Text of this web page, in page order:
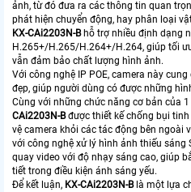
ảnh, từ đó đưa ra các thông tin quan
phát hiện chuyển động, hay phân loại
KX-CAi2203N-Bhỗ trợ nhiều định dạng
H.265+/H.265/H.264+/H.264, giúp tối
vẫn đảm bảo chất lượng hình ảnh.
Với công nghệ IP POE, camera này
đẹp, giúp người dùng có được những
Cùng với những chức năng cơ bản của
CAi2203N-Bđược thiết kế chống bụi
vệ camera khỏi các tác động bên ngoài
với công nghệ xử lý hình ảnh thiếu sáng
quay video với độ nhạy sáng cao, giúp
tiết trong điều kiện ánh sáng yếu.
Để kết luận, KX-CAi2203N-Blà một lựa